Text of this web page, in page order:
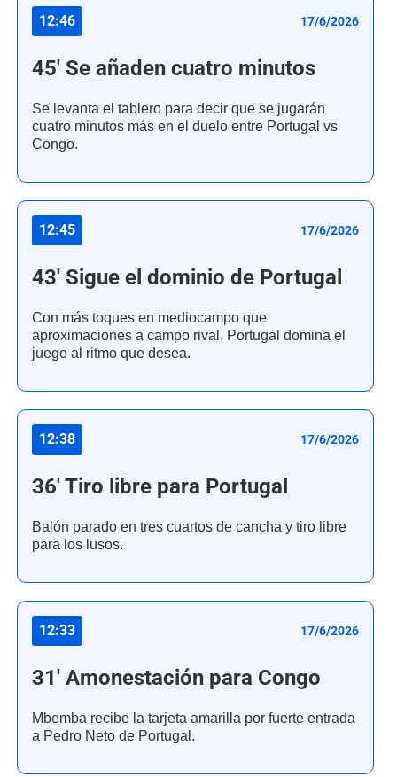
12:46 17/6/2026
45' Se añaden cuatro minutos
Se levanta el tablero para decir que se jugarán
cuatro minutos más en el duelo entre Portugal vs
Congo.
12:45 17/6/2026
43' Sigue el dominio de Portugal
Con más toques en mediocampo que
aproximaciones a campo rival, Portugal domina el
juego al ritmo que desea.
12:38 17/6/2026
36' Tiro libre para Portugal
Balón parado en tres cuartos de cancha y tiro libre
para los lusos.
12:33 17/6/2026
31' Amonestación para Congo
Mbemba recibe la tarjeta amarilla por fuerte entrada
a Pedro Neto de Portugal.